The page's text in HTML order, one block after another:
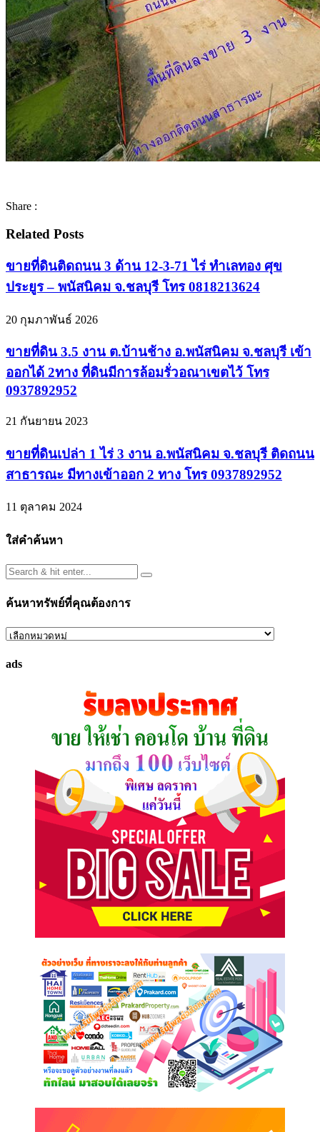
Share :
Related Posts
ขายที่ดินติดถนน 3 ด้าน 12-3-71 ไร่ ทำเลทอง ศุข
ประยูร – พนัสนิคม จ.ชลบุรี โทร 0818213624
20 กุมภาพันธ์ 2026
ขายที่ดิน 3.5 งาน ต.บ้านช้าง อ.พนัสนิคม จ.ชลบุรี เข้า
ออกได้ 2ทาง ที่ดินมีการล้อมรั่วอณาเขตไว้ โทร
0937892952
21 กันยายน 2023
ขายที่ดินเปล่า 1 ไร่ 3 งาน อ.พนัสนิคม จ.ชลบุรี ติดถนน
สาธารณะ มีทางเข้าออก 2 ทาง โทร 0937892952
11 ตุลาคม 2024
ใส่คำค้นหา
ค้นหาทรัพย์ที่คุณต้องการ
ค้นหา
ที่
ads